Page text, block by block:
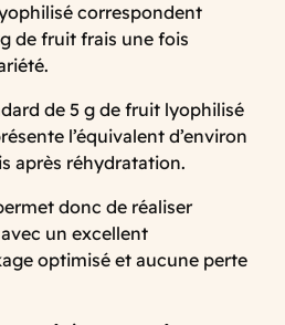
correspondent
de fruit frais une fois
de 5 g de fruit lyophilisé
l’équivalent d’environ
après réhydratation.
donc de réaliser
un excellent
optimisé et aucune perte